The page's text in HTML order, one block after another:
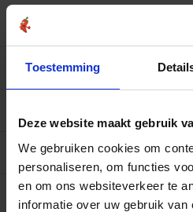
Toestemming
Deze website maakt gebruik
We gebruiken cookies om
personaliseren, om functies
en om ons websiteverkeer te
informatie over uw gebruik van
Beschrijving
Allergenen/
Op werkdagen voor 15.00